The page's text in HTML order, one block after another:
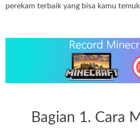
perekam terbaik yang bisa kamu
Bagian 1. Cara